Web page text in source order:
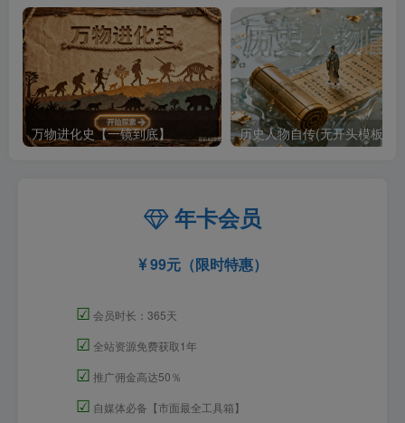
万物进化史【一镜到底】 历史人物自传(无开头模板)
年卡会员
99元（限时特惠）
☑ 会员时长：365天
☑ 全站资源免费获取1年
☑ 推广佣金高达50％
☑ 自媒体必备【市面最全工具箱】